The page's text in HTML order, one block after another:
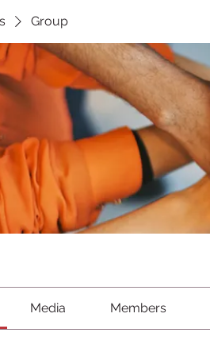
Group
Media Members